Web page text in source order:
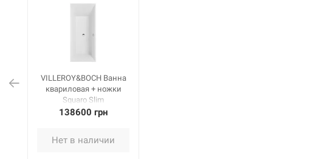
VILLEROY&BOCH Ванна
квариловая + ножки
Squaro Slim
(UBQ180SQS2V-01)
138600 грн
Нет в наличии